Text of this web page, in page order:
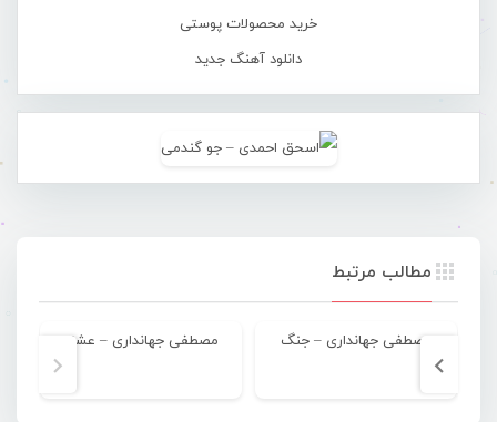
خرید محصولات پوستی
دانلود آهنگ جدید
مطالب مرتبط
مصطفی جهانداری – جنگ مصطفی جهانداری – عشق